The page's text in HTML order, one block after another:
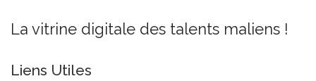
La vitrine digitale des talents maliens !
Liens Utiles